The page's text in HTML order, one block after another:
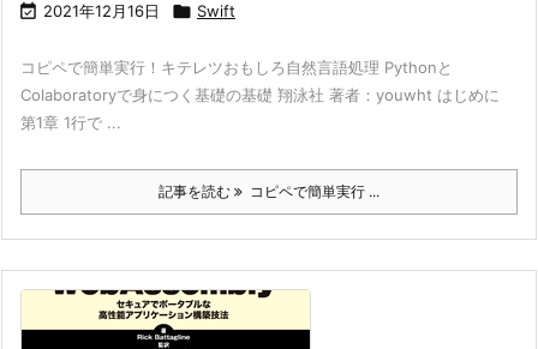
 2021年12月16日  Swift
コピペで簡単実行！キテレツおもしろ自然言語処理 Pythonと
Colaboratoryで身につく基礎の基礎 翔泳社 著者：youwht はじめに
第1章 1行で ...
記事を読む コピペで簡単実行 ...